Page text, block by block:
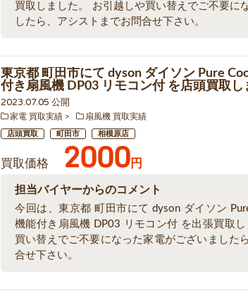
買取しました。 お引越しや買い替えでご不要に
したら、アシストまでお問合せ下さい。
東京都 町田市にて dyson ダイソン Pure
付き扇風機 DP03 リモコン付 を店頭買取し
2023.07.05 公開
家電 買取実績 扇風機 買取実績
店頭買取 町田市 相模原店
買取価格 2000円
担当バイヤーからのコメント
今回は、東京都 町田市にて dyson ダイソン
機能付き扇風機 DP03 リモコン付 を出張買取
買い替えでご不要になった家電がございました
合せ下さい。